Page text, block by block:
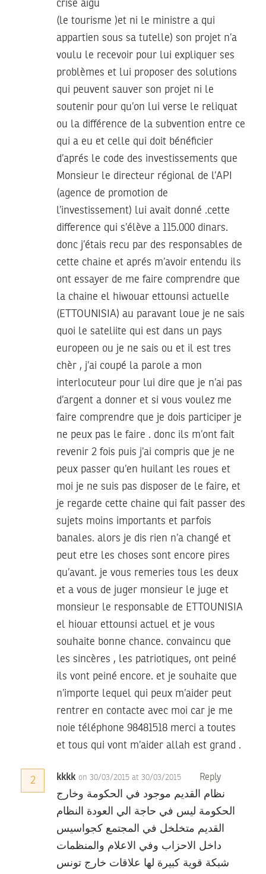
crise aigu
(le tourisme )et ni le ministre a qui
appartien sous sa tutelle) son projet n’a
voulu le recevoir pour lui expliquer ses
problèmes et lui proposer des solutions
qui peuvent sauver son projet ni le
soutenir pour qu’on lui verse le reliquat
ou la différence de la subvention entre ce
qui a eu et celle qui doit bénéficier
d’aprés le code des investissements que
Monsieur le directeur régional de l’API
(agence de promotion de
l’investissement) lui avait donné .cette
difference qui s’élève a 115.000 dinars.
donc j’étais recu par des responsables de
cette chaine et aprés m’avoir entendu ils
ont essayer de me faire comprendre que
la chaine el hiwouar ettounsi actuelle
(ETTOUNISIA) au paravant loue je ne sais
quoi le sateliite qui est dans un pays
europeen ou je ne sais ou et il est tres
chèr , j’ai coupé la parole a mon
interlocuteur pour lui dire que je n’ai pas
d’argent a donner et si vous voulez me
faire comprendre que je dois participer je
ne peux pas le faire . donc ils m’ont fait
revenir 2 fois puis j’ai compris que je ne
peux passer qu’en huilant les roues et
moi je ne suis pas disposer de le faire, et
je regarde cette chaine qui fait passer des
sujets moins importants et parfois
banales. alors je dis rien n’a changé et
peut etre les choses sont encore pires
qu’avant. je vous remeries tous les deux
et a vous de juger monsieur le juge et
monsieur le responsable de ETTOUNISIA
el hiouar ettounsi actuel et je vous
souhaite bonne chance. convaincu que
les sincères , les patriotiques, ont peiné
ils vont peiné encore. et je souhaite que
n’importe lequel qui peux m’aider peut
rentrer en contacte avec moi car je me
noie téléphone 98481518 merci a toutes
et tous qui vont m’aider allah est grand .
2 kkkk on 30/03/2015 at 30/03/2015 Reply
نظام القديم موجود في الحكومة وخارج
الحكومة ليس في حاجة الي العودة النظام
القديم متخلخل في المجتمع كجواسيس
داخل الاحزاب وفي الاعلام والمنظمات
شبكة قوية كبيرة لها علاقات خارج تونس